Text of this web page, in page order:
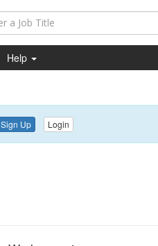
Help
Sign Up Login